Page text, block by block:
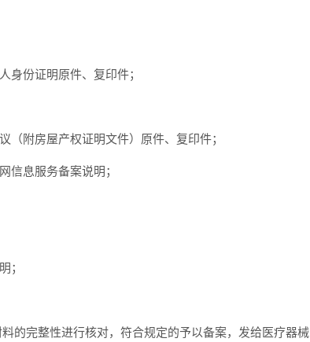
份证明原件、复印件；
附房屋产权证明文件）原件、复印件；
息服务备案说明；
；
完整性进行核对，符合规定的予以备案，发给医疗器械